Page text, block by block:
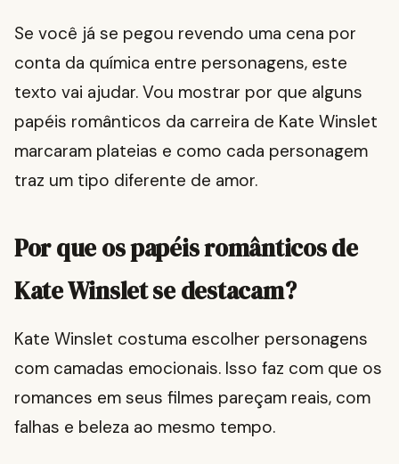
Se você já se pegou revendo uma cena por
conta da química entre personagens, este
texto vai ajudar. Vou mostrar por que alguns
papéis românticos da carreira de Kate Winslet
marcaram plateias e como cada personagem
traz um tipo diferente de amor.
Por que os papéis românticos de
Kate Winslet se destacam?
Kate Winslet costuma escolher personagens
com camadas emocionais. Isso faz com que os
romances em seus filmes pareçam reais, com
falhas e beleza ao mesmo tempo.